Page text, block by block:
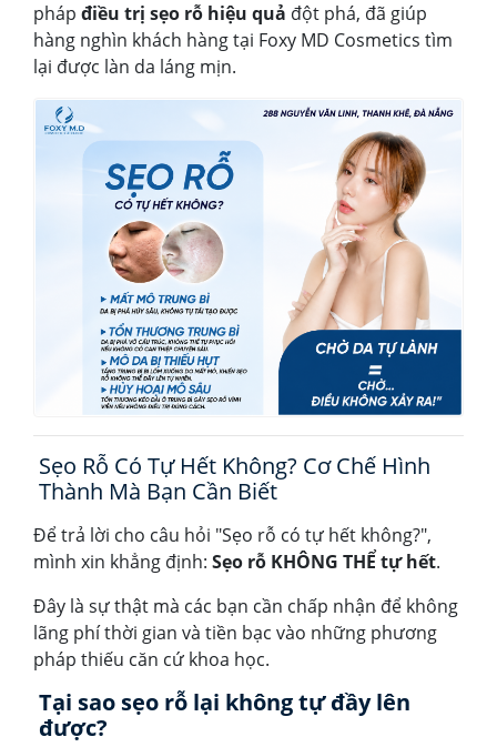
pháp điều trị sẹo rỗ hiệu quả đột phá, đã giúp
hàng nghìn khách hàng tại Foxy MD Cosmetics tìm
lại được làn da láng mịn.
Sẹo Rỗ Có Tự Hết Không? Cơ Chế Hình
Thành Mà Bạn Cần Biết
Để trả lời cho câu hỏi "Sẹo rỗ có tự hết không?",
mình xin khẳng định: Sẹo rỗ KHÔNG THỂ tự hết.
Đây là sự thật mà các bạn cần chấp nhận để không
lãng phí thời gian và tiền bạc vào những phương
pháp thiếu căn cứ khoa học.
Tại sao sẹo rỗ lại không tự đầy lên
được?